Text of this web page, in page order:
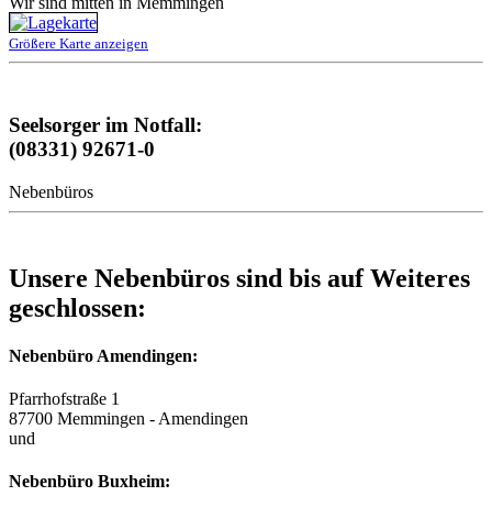
Größere Karte anzeigen
Seelsorger im Notfall:
(08331) 92671-0
Nebenbüros
Unsere Nebenbüros sind bis auf Weiteres
geschlossen:
Nebenbüro Amendingen:
Pfarrhofstraße 1
87700 Memmingen - Amendingen
und
Nebenbüro Buxheim: